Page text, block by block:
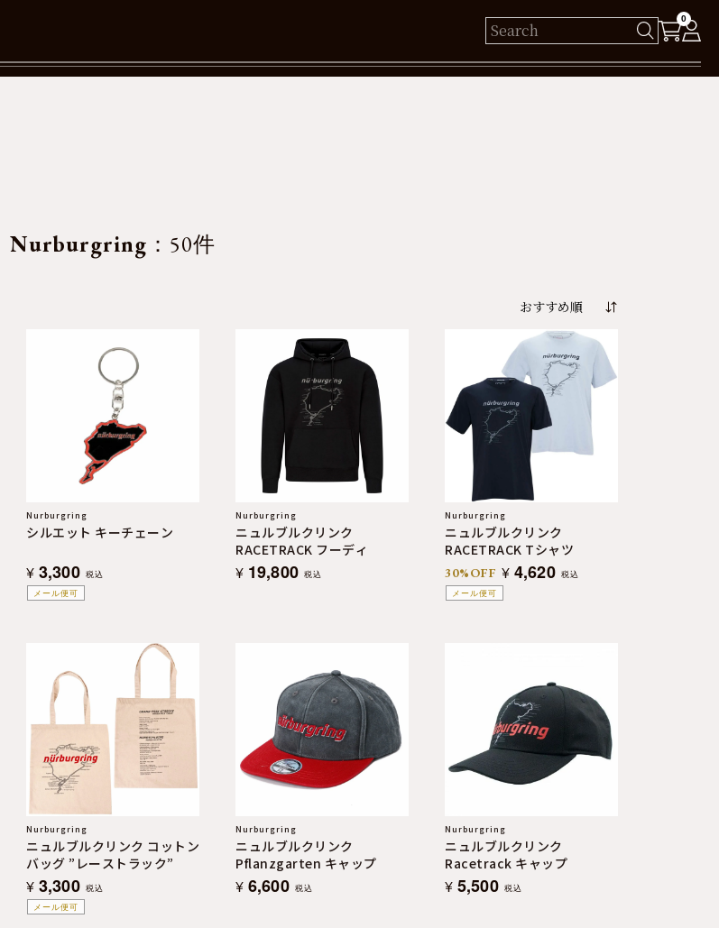
0
カタログダウンロード
Nurburgring ：50件
メール便可
Nurburgring
シルエット キーチェーン
¥ 3,300 税込
Nurburgring
ニュルブルクリンク
RACETRACK フーディ
¥ 19,800 税込
メール便可
Nurburgring
ニュルブルクリンク
RACETRACK Tシャツ
30%OFF ¥ 4,620 税込
メール便可
Nurburgring
ニュルブルクリンク コットン
バッグ ”レーストラック”
¥ 3,300 税込
Nurburgring
ニュルブルクリンク
Pflanzgarten キャップ
¥ 6,600 税込
Nurburgring
ニュルブルクリンク
Racetrack キャップ
¥ 5,500 税込